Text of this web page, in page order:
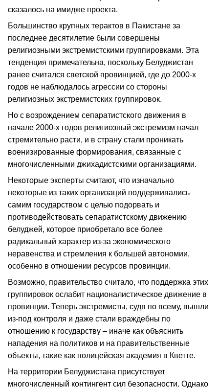
сказалось на имидже проекта.
Большинство крупных терактов в Пакистане за
последнее десятилетие были совершены
религиозными экстремистскими группировками. Эта
тенденция примечательна, поскольку Белуджистан
ранее считался светской провинцией, где до 2000-х
годов не наблюдалось агрессии со стороны
религиозных экстремистских группировок.
Но с возрождением сепаратистского движения в
начале 2000-х годов религиозный экстремизм начал
стремительно расти, и в страну стали проникать
военизированные формирования, связанные с
многочисленными джихадистскими организациями.
Некоторые эксперты считают, что изначально
некоторые из таких организаций поддерживались
самим государством с целью подорвать и
противодействовать сепаратистскому движению
белуджей, которое приобретало все более
радикальный характер из-за экономического
неравенства и стремления к большей автономии,
особенно в отношении ресурсов провинции.
Возможно, правительство считало, что поддержка этих
группировок ослабит националистическое движение в
провинции. Теперь экстремисты, судя по всему, вышли
из-под контроля и даже стали враждебны по
отношению к государству – иначе как объяснить
нападения на политиков и на правительственные
объекты, такие как полицейская академия в Кветте.
На территории Белуджистана присутствует
многочисленный контингент сил безопасности. Однако